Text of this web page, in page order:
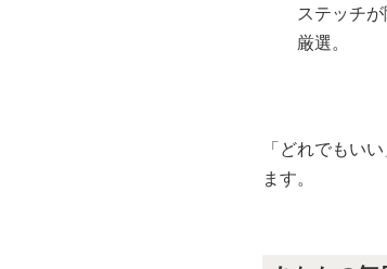
ステッチ
厳選。
「どれでもい
ます。